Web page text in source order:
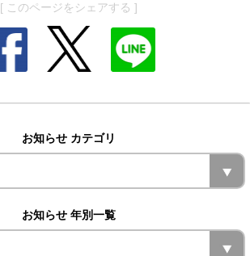
[ このページをシェアする ]
お知らせ カテゴリ
お知らせ 年別一覧